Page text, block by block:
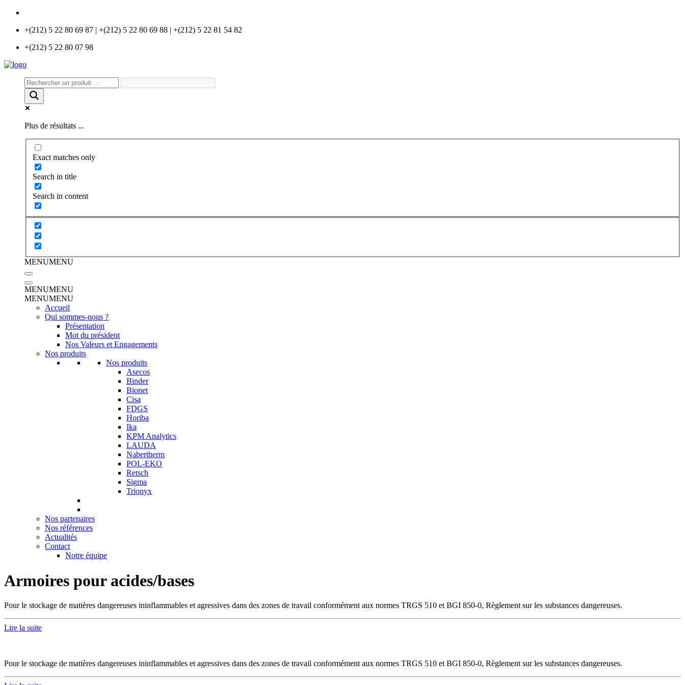
+(212) 5 22 80 69 87 | +(212) 5 22 80 69 88 | +(212) 5 22 81 54 82
+(212) 5 22 80 07 98
Plus de résultats ...
Exact matches only
Search in title
Search in content
MENUMENU
MENUMENU
MENUMENU
Accueil
Qui sommes-nous ?
Présentation
Mot du président
Nos Valeurs et Engagements
Nos produits
Nos produits
Asecos
Binder
Bionet
Cisa
FDGS
Horiba
Ika
KPM Analytics
LAUDA
Nabertherm
POL-EKO
Retsch
Sigma
Trionyx
Nos partenaires
Nos références
Actualités
Contact
Notre équipe
Armoires pour acides/bases
Pour le stockage de matières dangereuses ininflammables et agressives dans des zones de travail conformément aux normes TRGS 510 et BGI 850-0, Règlement sur les substances dangereuses.
Lire la suite
Pour le stockage de matières dangereuses ininflammables et agressives dans des zones de travail conformément aux normes TRGS 510 et BGI 850-0, Règlement sur les substances dangereuses.